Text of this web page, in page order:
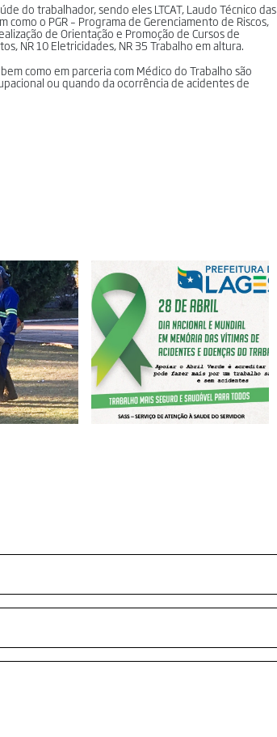
do trabalhador, sendo eles LTCAT, Laudo Técnico das
o PGR – Programa de Gerenciamento de Riscos,
de Orientação e Promoção de Cursos de
NR 10 Eletricidades, NR 35 Trabalho em altura.
como em parceria com Médico do Trabalho são
ou quando da ocorrência de acidentes de